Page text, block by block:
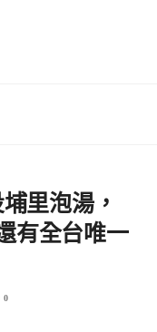
里泡湯，
有全台唯一
0